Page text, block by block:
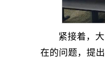
紧接着，
在的问题，提